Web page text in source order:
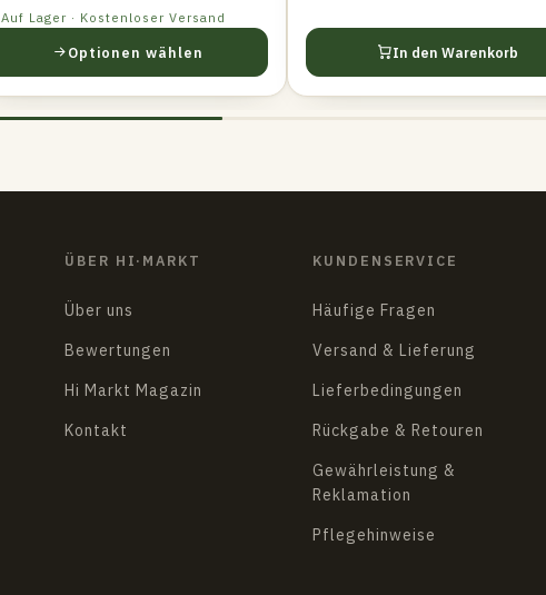
Auf Lager · Kostenloser Versand
Optionen wählen In den Warenkorb
ÜBER HI·MARKT
Über uns
Bewertungen
Hi Markt Magazin
Kontakt
KUNDENSERVICE
Häufige Fragen
Versand & Lieferung
Lieferbedingungen
Rückgabe & Retouren
Gewährleistung &
Reklamation
Pflegehinweise